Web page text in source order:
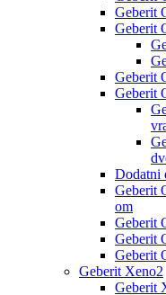
Geberit
Geberit
Geberit
Geberit
Dodatni
Geberit
om
Geberit
Geberit
Geberit
Geberit Xeno2
Geberit